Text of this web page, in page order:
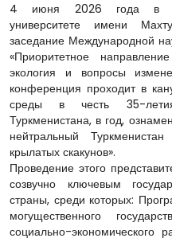
4 июня 2026 года в
университете имени
заседание Международной
«Приоритетное
экология и вопросы
конференция проходит в
среды в честь 35-
Туркменистана, в год,
нейтральный
крылатых скакунов».
Проведение этого
созвучно ключевым
страны, среди которых:
могущественного
социально-экономического